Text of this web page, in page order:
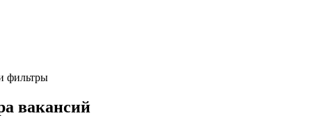
фильтры
вакансий